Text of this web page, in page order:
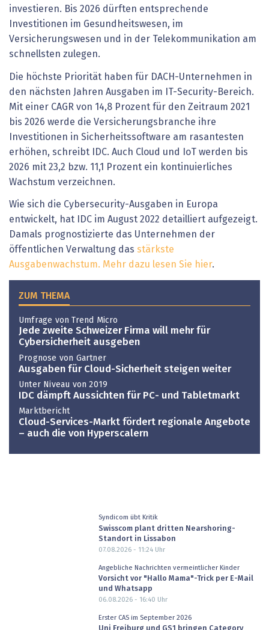
investieren. Bis 2026 dürften entsprechende
Investitionen im Gesundheitswesen, im
Versicherungswesen und in der Telekommunikation am
schnellsten zulegen.
Die höchste Priorität haben für DACH-Unternehmen in
den nächsten Jahren Ausgaben im IT-Security-Bereich.
Mit einer CAGR von 14,8 Prozent für den Zeitraum 2021
bis 2026 werde die Versicherungsbranche ihre
Investitionen in Sicherheitssoftware am rasantesten
erhöhen, schreibt IDC. Auch Cloud und IoT werden bis
2026 mit 23,2 bzw. 11,1 Prozent ein kontinuierliches
Wachstum verzeichnen.
Wie sich die Cybersecurity-Ausgaben in Europa
entwickelt, hat IDC im August 2022 detailliert aufgezeigt.
Damals prognostizierte das Unternehmen der
öffentlichen Verwaltung das stärkste
Ausgabenwachstum. Mehr dazu lesen Sie hier.
ZUM THEMA
Umfrage von Trend Micro
Jede zweite Schweizer Firma will mehr für
Cybersicherheit ausgeben
Prognose von Gartner
Ausgaben für Cloud-Sicherheit steigen weiter
Unter Niveau von 2019
IDC dämpft Aussichten für PC- und Tabletmarkt
Marktbericht
Cloud-Services-Markt fördert regionale Angebote
– auch die von Hyperscalern
Syndicom übt Kritik
Swisscom plant dritten Nearshoring-
Standort in Lissabon
07.08.2026 - 11:24Uhr
Angebliche Nachrichten vermeintlicher Kinder
Vorsicht vor "Hallo Mama"-Trick per E-Mail
und Whatsapp
06.08.2026 - 16:40 Uhr
Erster CAS im September 2026